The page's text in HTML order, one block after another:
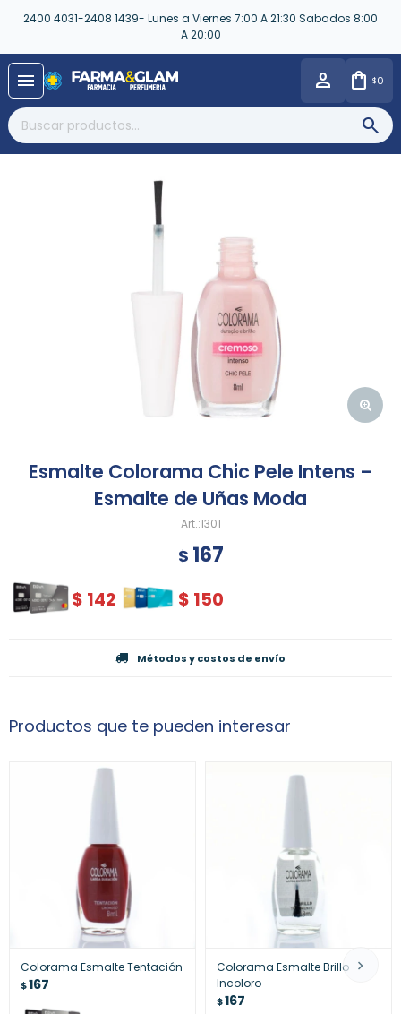
2400 4031-2408 1439- Lunes a Viernes 7:00 A 21:30 Sabados 8:00
A 20:00
menu $0
Esmalte Colorama Chic Pele Intens –
Esmalte de Uñas Moda
1301
$ 167
$ 142 $ 150
Métodos y costos de envío
Productos que te pueden interesar
Colorama Esmalte Tentación
$167
Colorama Esmalte Brillo
Incoloro
$167